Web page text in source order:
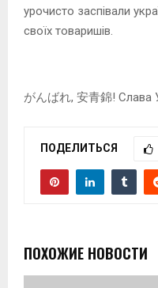
урочисто заспівали
своїх товаришів.
がんばれ, 安青錦! Слава
ПОДЕЛИТЬСЯ
ПОХОЖИЕ НОВОСТИ